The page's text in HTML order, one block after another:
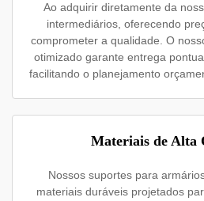
Ao adquirir diretamente da
intermediários, oferecendo
comprometer a qualidade. O
otimizado garante entrega
facilitando o planejamento
Materiais de Alta
Nossos suportes para
materiais duráveis projetados